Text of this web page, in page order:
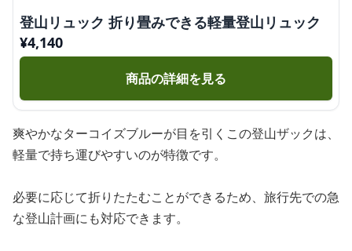
登山リュック 折り畳みできる軽量登山リュック
¥4,140
商品の詳細を見る
爽やかなターコイズブルーが目を引くこの登山ザックは、
軽量で持ち運びやすいのが特徴です。
必要に応じて折りたたむことができるため、旅行先での急
な登山計画にも対応できます。